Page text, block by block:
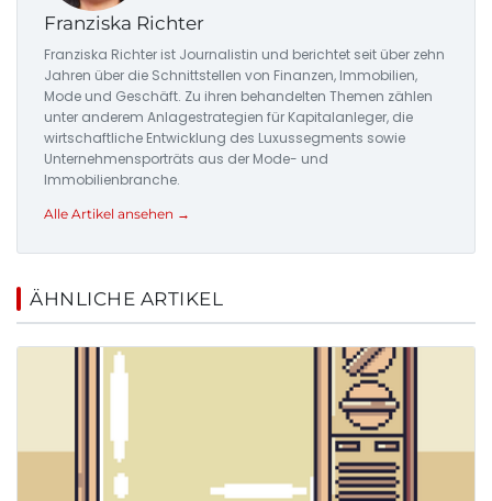
Franziska Richter
Franziska Richter ist Journalistin und berichtet seit über zehn
Jahren über die Schnittstellen von Finanzen, Immobilien,
Mode und Geschäft. Zu ihren behandelten Themen zählen
unter anderem Anlagestrategien für Kapitalanleger, die
wirtschaftliche Entwicklung des Luxussegments sowie
Unternehmensporträts aus der Mode- und
Immobilienbranche.
Alle Artikel ansehen →
ÄHNLICHE ARTIKEL